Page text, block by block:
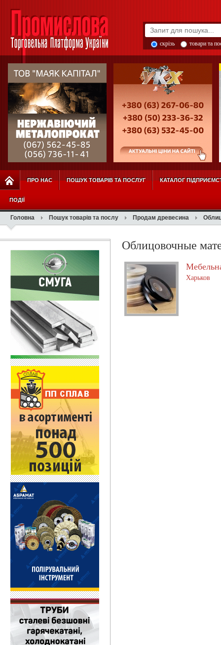
скрізь товари та
ПРО НАС ПОШУК ТОВАРІВ ТА ПОСЛУГ КАТАЛОГ
ПОДІЇ
Головна Пошук товарів та послу Продам древесина
Облицовочные
Харьков